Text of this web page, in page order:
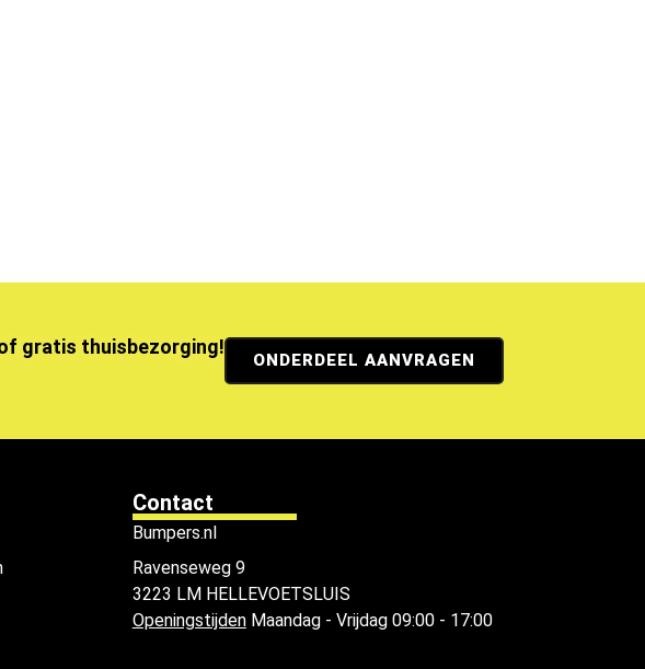
gratis thuisbezorging!
ONDERDEEL AANVRAGEN
Contact
Bumpers.nl
Ravenseweg 9
3223 LM HELLEVOETSLUIS
OpeningstijdenMaandag - Vrijdag 09:00 - 17:00